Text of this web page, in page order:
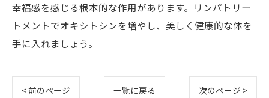
幸福感を感じる根本的な作用があります。リンパトリー
トメントでオキシトシンを増やし、美しく健康的な体を
手に入れましょう。
< 前のページ 一覧に戻る 次のページ >